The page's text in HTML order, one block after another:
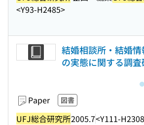
<Y93-H2485>
結婚相談所・結婚
の実態に関する調
Paper 図書
UFJ総合研究所2005.7<Y111-